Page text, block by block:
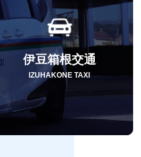
伊豆箱根交通
IZUHAKONE TAXI